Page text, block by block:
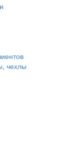
чехлы